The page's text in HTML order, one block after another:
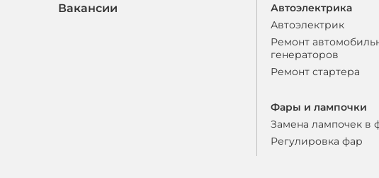
Вакансии
Автоэлектрика
Автоэлектрик
Ремонт
генераторов
Ремонт стартера
Фары и лампочки
Замена лампочек в
Регулировка фар